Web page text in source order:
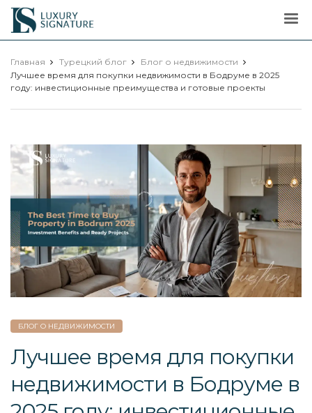
Luxury
Signature
Главная Турецкий блог
Блог о недвижимости
Лучшее время для покупки недвижимости в Бодруме в 2025
году: инвестиционные преимущества и готовые проекты
БЛОГ О НЕДВИЖИМОСТИ
Лучшее время для покупки
недвижимости в Бодруме в